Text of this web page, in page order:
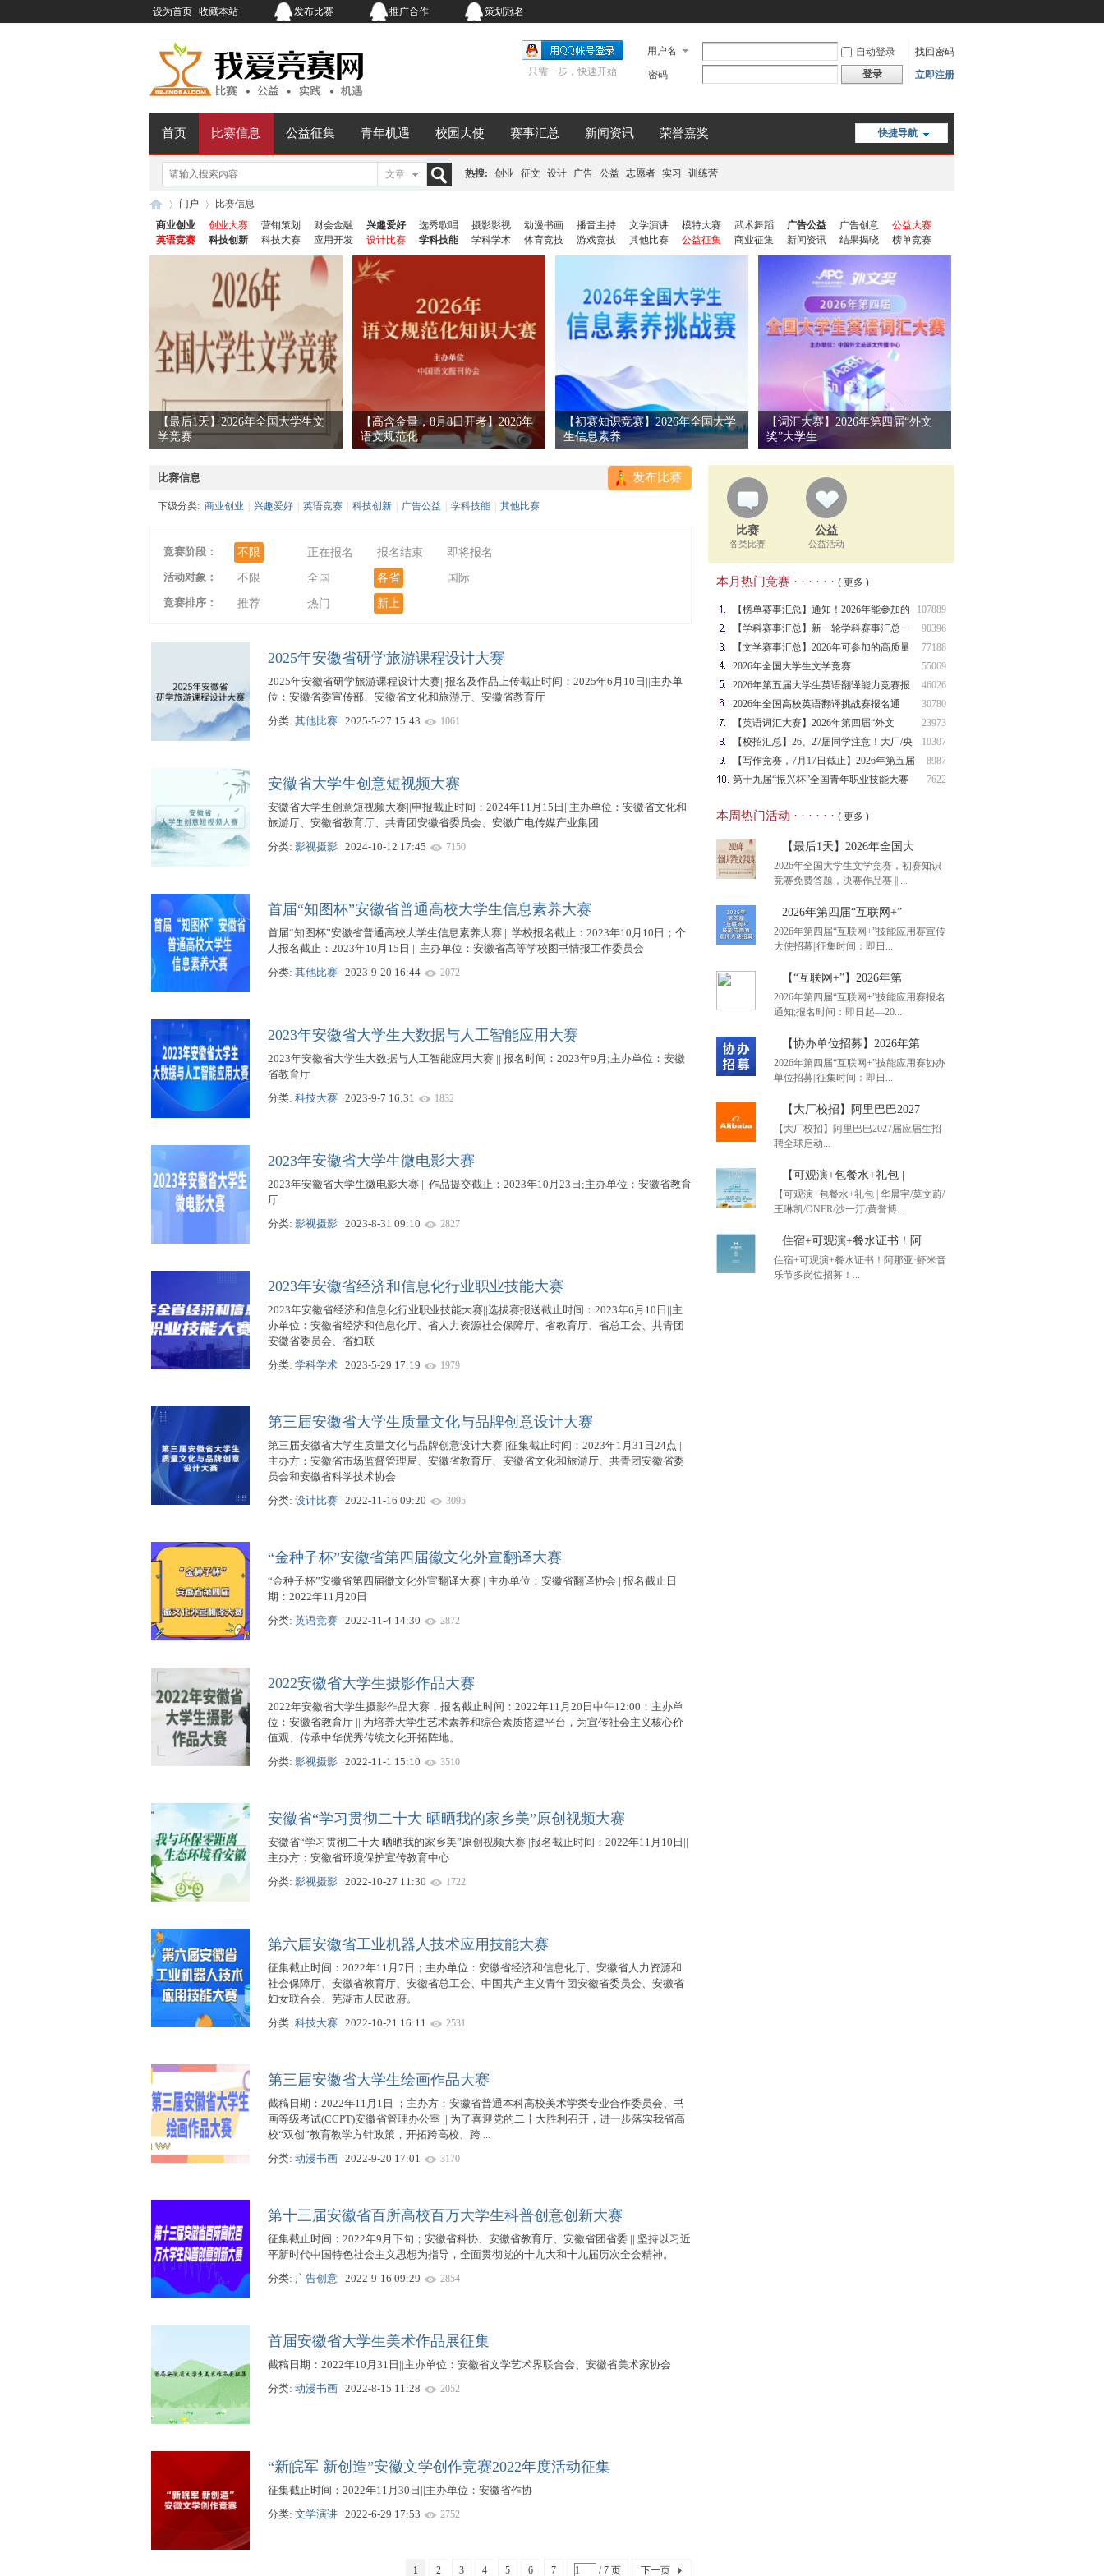
设为首页 收藏本站 发布比赛 推广合作 策划冠名
用户名 自动登录
找回密码
密码
登录 立即注册
只需一步，快速开始
快捷导航
首页 比赛信息 公益征集 青年机遇 校园大使 赛事汇总 新闻资讯 荣誉嘉奖
文章 热搜: 创业 征文 设计 广告 公益 志愿者 实习 训练营
爱
网
门户
比赛信息
商业创业
创业大赛 营销策划 财会金融 兴趣爱好 选秀歌唱 摄影影视 动漫书画 播音主持 文学演讲 模特大赛 武术舞蹈 广告公益 广告创意
公益大赛
英语竞赛
科技创新 科技大赛 应用开发 设计比赛 学科技能 学科学术 体育竞技 游戏竞技 其他比赛 公益征集 商业征集 新闻资讯 结果揭晓 榜单竞赛
【最后1天】2026年全国大学生文
学竞赛
【高含金量，8月8日开考】2026年
语文规范化
【初赛知识竞赛】2026年全国大学
生信息素养
【词汇大赛】2026年第四届“外文
奖”大学生
发布比赛
比赛信息
下级分类: 商业创业 兴趣爱好 英语竞赛 科技创新 广告公益 学科技能 其他比赛
竞赛阶段： 不限 正在报名 报名结束
即将报名
活动对象：
不限 全国 各省
国际
竞赛排序：
推荐 热门 新上
2025年安徽省研学旅游课程设计大赛
2025年安徽省研学旅游课程设计大赛||报名及作品上传截止时间：2025年6月10日||主办单
位：安徽省委宣传部、安徽省文化和旅游厅、安徽省教育厅
分类: 其他比赛 2025-5-27 15:43 1061
安徽省大学生创意短视频大赛
安徽省大学生创意短视频大赛||申报截止时间：2024年11月15日||主办单位：安徽省文化和
旅游厅、安徽省教育厅、共青团安徽省委员会、安徽广电传媒产业集团
分类: 影视摄影 2024-10-12 17:45 7150
首届“知图杯”安徽省普通高校大学生信息素养大赛
首届“知图杯”安徽省普通高校大学生信息素养大赛 || 学校报名截止：2023年10月10日；个
人报名截止：2023年10月15日 || 主办单位：安徽省高等学校图书情报工作委员会
分类: 其他比赛 2023-9-20 16:44 2072
2023年安徽省大学生大数据与人工智能应用大赛
2023年安徽省大学生大数据与人工智能应用大赛 || 报名时间：2023年9月;主办单位：安徽
省教育厅
分类: 科技大赛 2023-9-7 16:31 1832
2023年安徽省大学生微电影大赛
2023年安徽省大学生微电影大赛 || 作品提交截止：2023年10月23日;主办单位：安徽省教育
厅
分类: 影视摄影 2023-8-31 09:10 2827
2023年安徽省经济和信息化行业职业技能大赛
2023年安徽省经济和信息化行业职业技能大赛||选拔赛报送截止时间：2023年6月10日||主
办单位：安徽省经济和信息化厅、省人力资源社会保障厅、省教育厅、省总工会、共青团
安徽省委员会、省妇联
分类: 学科学术 2023-5-29 17:19 1979
第三届安徽省大学生质量文化与品牌创意设计大赛
第三届安徽省大学生质量文化与品牌创意设计大赛||征集截止时间：2023年1月31日24点||
主办方：安徽省市场监督管理局、安徽省教育厅、安徽省文化和旅游厅、共青团安徽省委
员会和安徽省科学技术协会
分类: 设计比赛 2022-11-16 09:20 3095
“金种子杯”安徽省第四届徽文化外宣翻译大赛
“金种子杯”安徽省第四届徽文化外宣翻译大赛 | 主办单位：安徽省翻译协会 | 报名截止日
期：2022年11月20日
分类: 英语竞赛 2022-11-4 14:30 2872
2022安徽省大学生摄影作品大赛
2022年安徽省大学生摄影作品大赛，报名截止时间：2022年11月20日中午12:00；主办单
位：安徽省教育厅 || 为培养大学生艺术素养和综合素质搭建平台，为宣传社会主义核心价
值观、传承中华优秀传统文化开拓阵地。
分类: 影视摄影 2022-11-1 15:10 3510
安徽省“学习贯彻二十大 晒晒我的家乡美”原创视频大赛
安徽省“学习贯彻二十大 晒晒我的家乡美”原创视频大赛||报名截止时间：2022年11月10日||
主办方：安徽省环境保护宣传教育中心
分类: 影视摄影 2022-10-27 11:30 1722
第六届安徽省工业机器人技术应用技能大赛
征集截止时间：2022年11月7日；主办单位：安徽省经济和信息化厅、安徽省人力资源和
社会保障厅、安徽省教育厅、安徽省总工会、中国共产主义青年团安徽省委员会、安徽省
妇女联合会、芜湖市人民政府。
分类: 科技大赛 2022-10-21 16:11 2531
第三届安徽省大学生绘画作品大赛
截稿日期：2022年11月1日 ；主办方：安徽省普通本科高校美术学类专业合作委员会、书
画等级考试(CCPT)安徽省管理办公室 || 为了喜迎党的二十大胜利召开，进一步落实我省高
校“双创”教育教学方针政策，开拓跨高校、跨 ...
分类: 动漫书画 2022-9-20 17:01 3170
第十三届安徽省百所高校百万大学生科普创意创新大赛
征集截止时间：2022年9月下旬；安徽省科协、安徽省教育厅、安徽省团省委 || 坚持以习近
平新时代中国特色社会主义思想为指导，全面贯彻党的十九大和十九届历次全会精神。
分类: 广告创意 2022-9-16 09:29 2854
首届安徽省大学生美术作品展征集
截稿日期：2022年10月31日||主办单位：安徽省文学艺术界联合会、安徽省美术家协会
分类: 动漫书画 2022-8-15 11:28 2052
“新皖军 新创造”安徽文学创作竞赛2022年度活动征集
征集截止时间：2022年11月30日||主办单位：安徽省作协
分类: 文学演讲 2022-6-29 17:53 2752
1 2 3 4 5 6 7 / 7 页 下一页
比赛
各类比赛
公益
公益活动
本月热门竞赛 · · · · · · ( 更多 )
107889
【榜单赛事汇总】通知！2026年能参加的
高含
90396
【学科赛事汇总】新一轮学科赛事汇总一
览！
77188
【文学赛事汇总】2026年可参加的高质量
文学
55069
2026年全国大学生文学竞赛
46026
2026年第五届大学生英语翻译能力竞赛报
名通
30780
2026年全国高校英语翻译挑战赛报名通
知！
23973
【英语词汇大赛】2026年第四届“外文
奖”大
10307
【校招汇总】26、27届同学注意！大厂/央
企/
8987
【写作竞赛，7月17日截止】2026年第五届
创
7622
第十九届“振兴杯”全国青年职业技能大赛
本周热门活动 · · · · · · ( 更多 )
【最后1天】2026年全国大
2026年全国大学生文学竞赛，初赛知识
竞赛免费答题，决赛作品赛 || ...
【最后1天】2026年全国大
2026年第四届“互联网+”
2026年第四届“互联网+”技能应用赛宣传
大使招募||征集时间：即日...
2026年第四届“互联网+”
【“互联网+”】2026年第
2026年第四届“互联网+”技能应用赛报名
通知;报名时间：即日起—20...
【“互联网+”】2026年第
【协办单位招募】2026年第
2026年第四届“互联网+”技能应用赛协办
单位招募||征集时间：即日...
【协办单位招募】2026年第
【大厂校招】阿里巴巴2027
【大厂校招】阿里巴巴2027届应届生招
聘全球启动...
【大厂校招】阿里巴巴2027
【可观演+包餐水+礼包 |
【可观演+包餐水+礼包 | 华晨宇/莫文蔚/
王琳凯/ONER/沙一汀/黄誉博...
【可观演+包餐水+礼包 |
住宿+可观演+餐水证书！阿
住宿+可观演+餐水证书！阿那亚·虾米音
乐节多岗位招募！...